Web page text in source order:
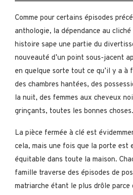
Comme pour certains épisodes
anthologie, la dépendance au
histoire sape une partie du
nouveauté d’un point sous-jacent
en quelque sorte tout ce qu’il y a à
des chambres hantées, des
la nuit, des femmes aux cheveux
grinçants, toutes les bonnes choses.
La pièce fermée à clé est
cela, mais une fois que la porte est
équitable dans toute la maison.
famille traverse des épisodes de
matriarche étant le plus drôle parce